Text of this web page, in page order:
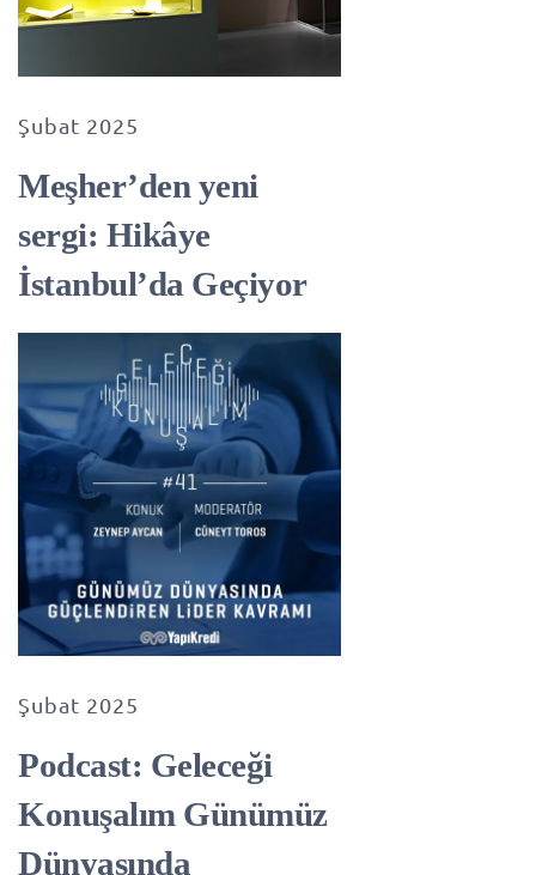
Şubat 2025
Meşher’den yeni
sergi: Hikâye
İstanbul’da Geçiyor
Şubat 2025
Podcast: Geleceği
Konuşalım Günümüz
Dünyasında